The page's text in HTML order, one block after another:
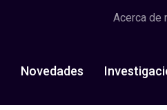
Acerca de
Novedades